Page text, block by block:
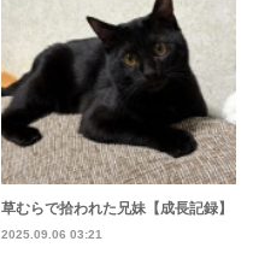
草むらで拾われた兄妹【成長記録】
2025.09.06 03:21